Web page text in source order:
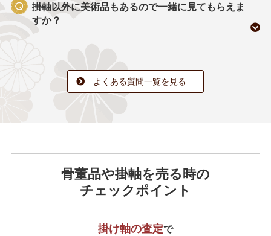
掛軸以外に美術品もあるので一緒に見てもらえま
すか？
よくある質問一覧を見る
骨董品や掛軸を売る時の
チェックポイント
掛け軸の査定で